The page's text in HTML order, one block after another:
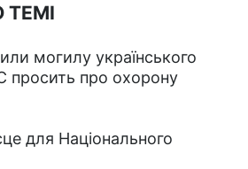
ТЕМІ
могилу українського
просить про охорону
для Національного